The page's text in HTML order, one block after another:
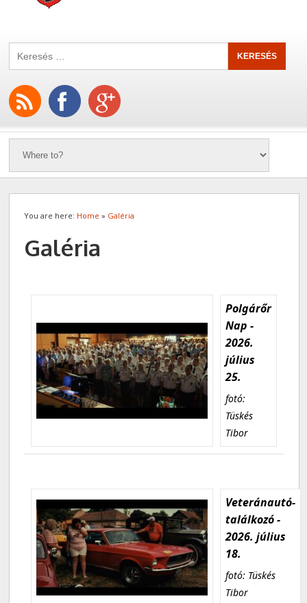
You are here: Home » Galéria
Galéria
Polgárőr
Nap -
2026.
július
25.
fotó:
Tüskés
Tibor
Veteránautó-
találkozó -
2026. július
18.
fotó: Tüskés
Tibor